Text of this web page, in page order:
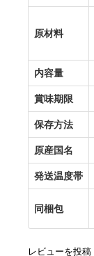
原材料
内容量
賞味期限
保存方法
原産国名
発送温度帯
同梱包
レビューを投稿